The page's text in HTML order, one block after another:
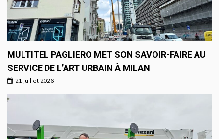
MULTITEL PAGLIERO MET SON SAVOIR-FAIRE AU
SERVICE DE L’ART URBAIN À MILAN
21 juillet 2026